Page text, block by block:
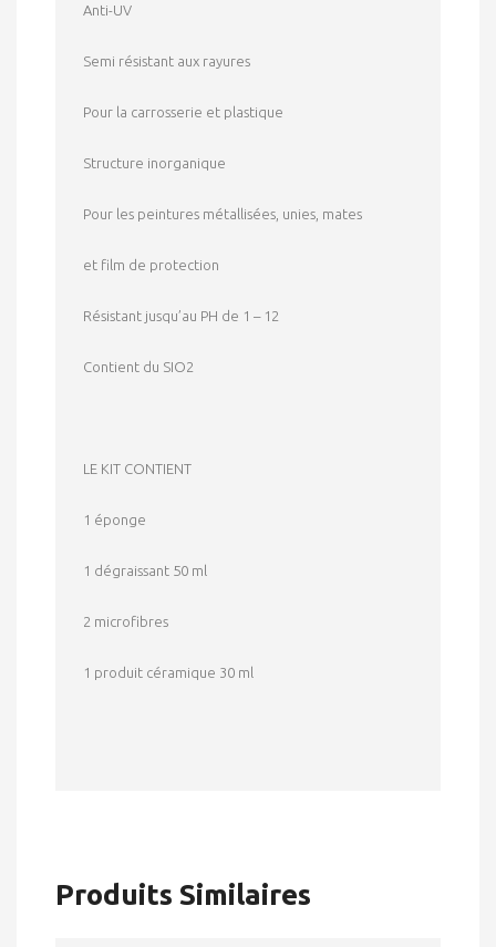
Anti-UV
Semi résistant aux rayures
Pour la carrosserie et plastique
Structure inorganique
Pour les peintures métallisées, unies, mates
et film de protection
Résistant jusqu’au PH de 1 – 12
Contient du SIO2
LE KIT CONTIENT
1 éponge
1 dégraissant 50 ml
2 microfibres
1 produit céramique 30 ml
Produits Similaires